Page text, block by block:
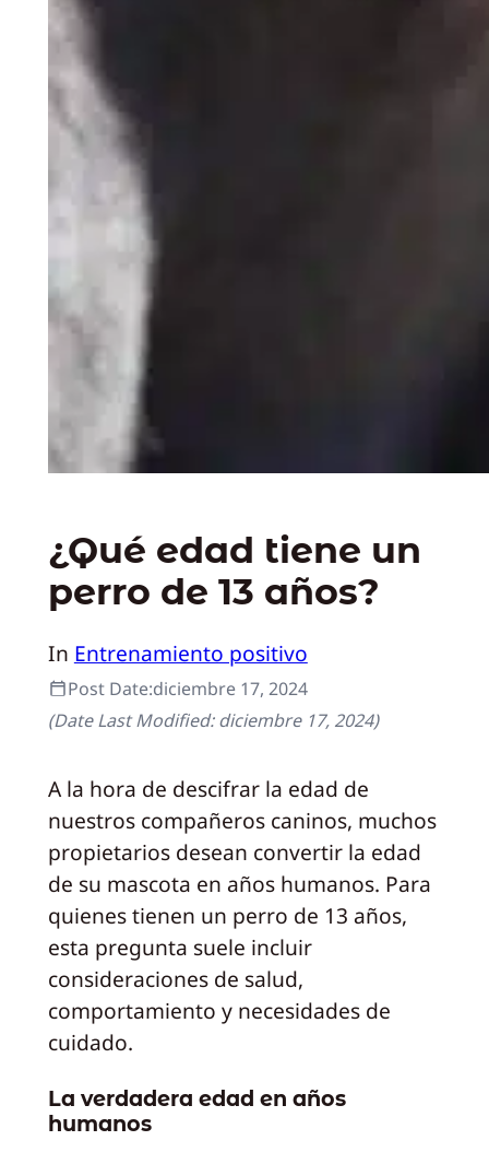
¿Qué edad tiene un
perro de 13 años?
In Entrenamiento positivo
Post Date:diciembre 17, 2024
(Date Last Modified:diciembre 17, 2024)
A la hora de descifrar la edad de
nuestros compañeros caninos, muchos
propietarios desean convertir la edad
de su mascota en años humanos. Para
quienes tienen un perro de 13 años,
esta pregunta suele incluir
consideraciones de salud,
comportamiento y necesidades de
cuidado.
La verdadera edad en años
humanos